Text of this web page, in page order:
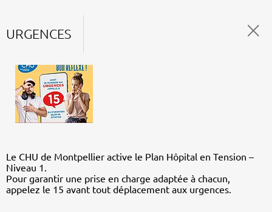
URGENCES
Le CHU de Montpellier active le Plan Hôpital en Tension –
Niveau 1.
Pour garantir une prise en charge adaptée à chacun,
appelez le 15 avant tout déplacement aux urgences.